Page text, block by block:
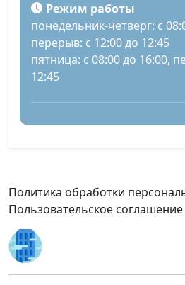
Режим работы
понедельник-четверг: с
перерыв: с 12:00 до 12:45
пятница: с 08:00 до 16:00,
12:45
Политика обработки
Пользовательское соглашение